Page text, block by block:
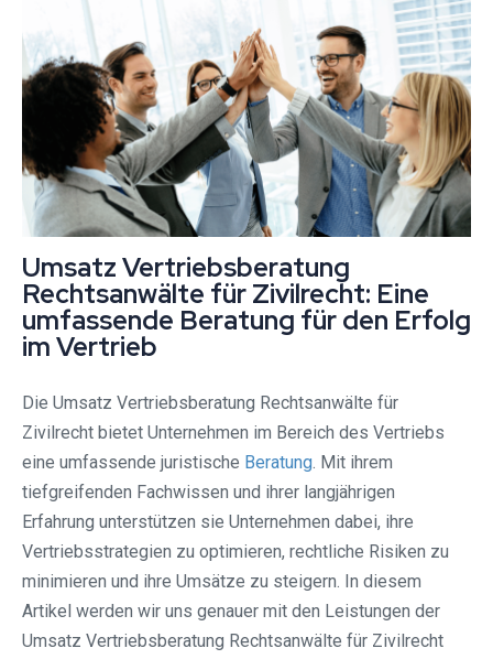
Umsatz Vertriebsberatung
Rechtsanwälte für Zivilrecht: Eine
umfassende Beratung für den Erfolg
im Vertrieb
Die Umsatz Vertriebsberatung Rechtsanwälte für
Zivilrecht bietet Unternehmen im Bereich des Vertriebs
eine umfassende juristische Beratung. Mit ihrem
tiefgreifenden Fachwissen und ihrer langjährigen
Erfahrung unterstützen sie Unternehmen dabei, ihre
Vertriebsstrategien zu optimieren, rechtliche Risiken zu
minimieren und ihre Umsätze zu steigern. In diesem
Artikel werden wir uns genauer mit den Leistungen der
Umsatz Vertriebsberatung Rechtsanwälte für Zivilrecht